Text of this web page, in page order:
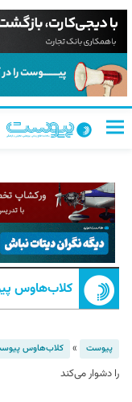
کلاب‌هاوس
پیوست » کلاب‌هاوس
را دشوار می‌کند